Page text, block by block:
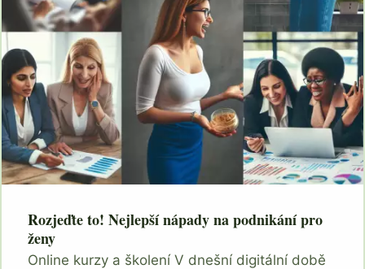
Rozjeďte to! Nejlepší nápady na podnikání pro
ženy
Online kurzy a školení V dnešní digitální době